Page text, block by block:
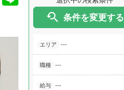
 条件を変更する
エリア ---
職種 ---
給与 ---